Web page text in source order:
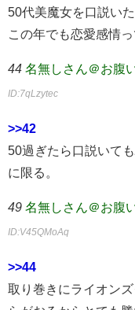
50代美魔女を口説い
この年でも恋愛感情
44 名無しさん＠お腹
ID:7qLzytec
>>42
50過ぎたら口説いて
に限る。
49 名無しさん＠お腹
ID:V45QMoAq
>>44
取り巻きにライオン